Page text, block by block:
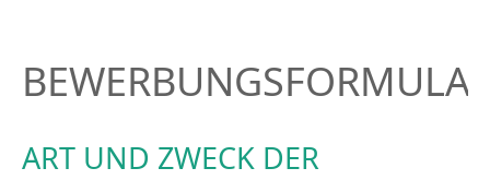
ART UND ZWECK DER